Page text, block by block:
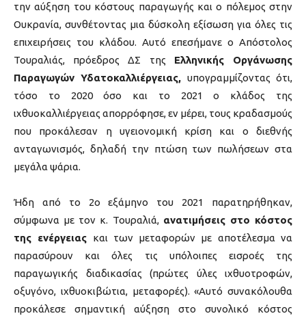
την αύξηση του κόστους παραγωγής και ο πόλεμος στην
Ουκρανία, συνθέτοντας μια δύσκολη εξίσωση για όλες τις
επιχειρήσεις του κλάδου. Αυτό επεσήμανε ο Απόστολος
Τουραλιάς, πρόεδρος ΔΣ της Ελληνικής Οργάνωσης
Παραγωγών Υδατοκαλλιέργειας, υπογραμμίζοντας ότι,
τόσο το 2020 όσο και το 2021 ο κλάδος της
ιχθυοκαλλιέργειας απορρόφησε, εν μέρει, τους κραδασμούς
που προκάλεσαν η υγειονομική κρίση και ο διεθνής
ανταγωνισμός, δηλαδή την πτώση των πωλήσεων στα
μεγάλα ψάρια.
Ήδη από το 2ο εξάμηνο του 2021 παρατηρήθηκαν,
σύμφωνα με τον κ. Τουραλιά, ανατιμήσεις στο κόστος
της ενέργειας και των μεταφορών με αποτέλεσμα να
παρασύρουν και όλες τις υπόλοιπες εισροές της
παραγωγικής διαδικασίας (πρώτες ύλες ιχθυοτροφών,
οξυγόνο, ιχθυοκιβώτια, μεταφορές). «Αυτό συνακόλουθα
προκάλεσε σημαντική αύξηση στο συνολικό κόστος